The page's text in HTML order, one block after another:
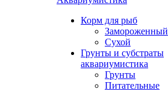
Корм для рыб
Замороженный
Сухой
Грунты и субстраты
аквариумистика
Грунты
Питательные